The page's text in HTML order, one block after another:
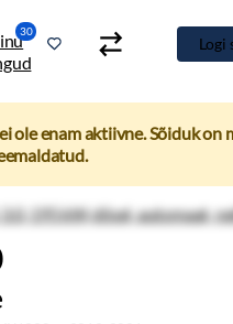
30
Logi
ole enam aktiivne. Sõiduk on